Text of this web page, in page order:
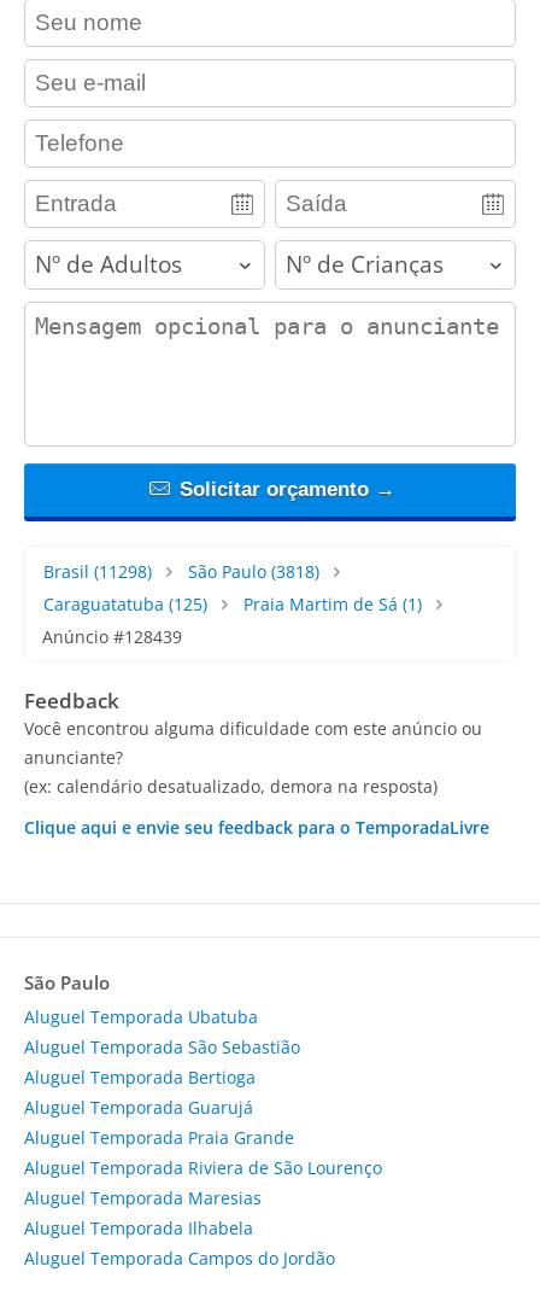
contact_name
contact_email
contact_phone
adults children
contact_message
Solicitar orçamento →
Brasil (11298) São Paulo(3818)
Caraguatatuba (125) Praia Martim de Sá (1)
Anúncio #128439
Feedback
Você encontrou alguma dificuldade com este anúncio ou
anunciante?
(ex: calendário desatualizado, demora na resposta)
Clique aqui e envie seu feedback para o TemporadaLivre
São Paulo
Aluguel Temporada Ubatuba
Aluguel Temporada São Sebastião
Aluguel Temporada Bertioga
Aluguel Temporada Guarujá
Aluguel Temporada Praia Grande
Aluguel Temporada Riviera de São Lourenço
Aluguel Temporada Maresias
Aluguel Temporada Ilhabela
Aluguel Temporada Campos do Jordão